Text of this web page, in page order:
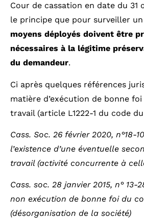
Cour de cassation en date du 31
le principe que pour surveiller
moyens déployés doivent être
nécessaires à la légitime
du demandeur.
Ci après quelques références
matière d’exécution de bonne
travail (article L1222-1 du code
Cass. Soc. 26 février 2020, n°18-
l’existence d’une éventuelle
travail (activité concurrente à
Cass. soc. 28 janvier 2015, n° 13-
non exécution de bonne foi du
(désorganisation de la société)